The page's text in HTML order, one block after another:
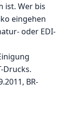
ist. Wer bis
eingehen
oder EDI-
Drucks.
BR-